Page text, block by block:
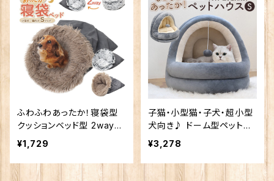
ふわふわあったか！寝袋型
クッションベッド型 2way
小型犬 猫向き 寝袋ベッド
Sサイズ
¥1,729
子猫・小型猫・子犬・超小型
犬向き♪ ドーム型ペットハ
ウス Sサイズ
¥3,278